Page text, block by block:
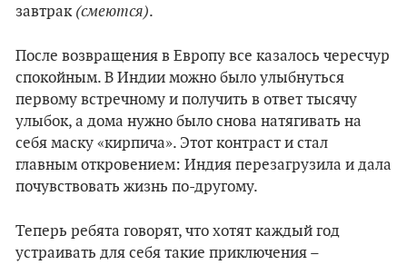
завтрак (смеются).
После возвращения в Европу все казалось чересчур
спокойным. В Индии можно было улыбнуться
первому встречному и получить в ответ тысячу
улыбок, а дома нужно было снова натягивать на
себя маску «кирпича». Этот контраст и стал
главным откровением: Индия перезагрузила и дала
почувствовать жизнь по-другому.
Теперь ребята говорят, что хотят каждый год
устраивать для себя такие приключения –